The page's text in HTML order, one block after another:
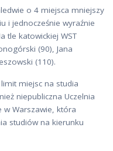
o 4 miejsca mniejszy
i jednocześnie wyraźnie
tle katowickiej WST
(90), Jana
(110).
miejsc na studia
niepubliczna Uczelnia
w Warszawie, która
studiów na kierunku